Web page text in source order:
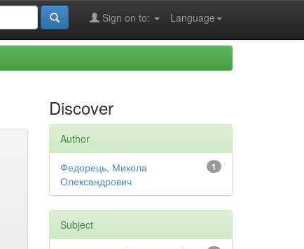
Language
Sign on to:
Discover
Author
1
Федорець, Микола
Олександрович
Subject